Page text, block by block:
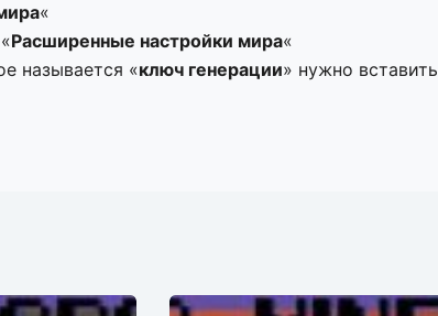
«
Расширенные настройки мира«
называется «ключ генерации» нужно вставить